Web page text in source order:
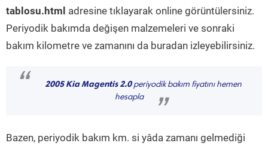
tablosu.html adresine tıklayarak online görüntülersiniz.
Periyodik bakımda değişen malzemeleri ve sonraki
bakım kilometre ve zamanını da buradan izleyebilirsiniz.
“ 2005 Kia Magentis 2.0periyodik bakım fiyatını hemen
hesapla
”
Bazen, periyodik bakım km. si yâda zamanı gelmediği